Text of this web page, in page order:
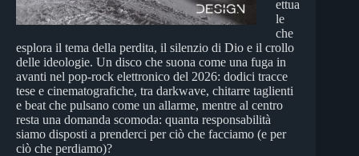
ettua
le
che
esplora il tema della perdita, il silenzio di Dio e il crollo
delle ideologie. Un disco che suona come una fuga in
avanti nel pop-rock elettronico del 2026: dodici tracce
tese e cinematografiche, tra darkwave, chitarre taglienti
e beat che pulsano come un allarme, mentre al centro
resta una domanda scomoda: quanta responsabilità
siamo disposti a prenderci per ciò che facciamo (e per
ciò che perdiamo)?